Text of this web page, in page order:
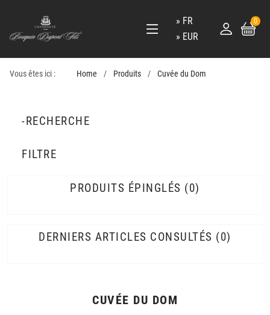
FR
EUR
0
Vous êtes ici : Home Produits Cuvée du Dom
-RECHERCHE
FILTRE
PRODUITS ÉPINGLÉS 0
DERNIERS ARTICLES CONSULTÉS 0
CUVÉE DU DOM